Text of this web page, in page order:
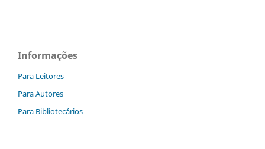
Informações
Para Leitores
Para Autores
Para Bibliotecários